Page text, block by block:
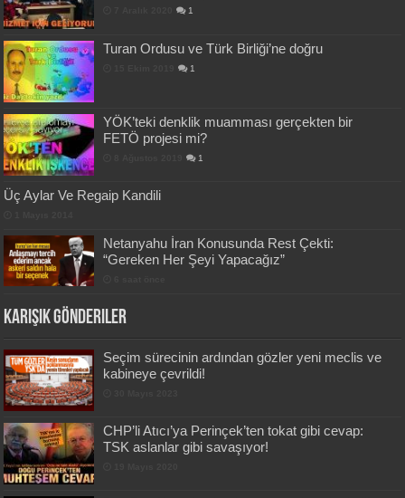
1
Turan Ordusu ve Türk Birliği’ne doğru
1
YÖK’teki denklik muamması gerçekten bir
FETÖ projesi mi?
1
Üç Aylar Ve Regaip Kandili
Netanyahu İran Konusunda Rest Çekti:
“Gereken Her Şeyi Yapacağız”
Karışık Gönderiler
Seçim sürecinin ardından gözler yeni meclis ve
kabineye çevrildi!
CHP’li Atıcı’ya Perinçek’ten tokat gibi cevap:
TSK aslanlar gibi savaşıyor!